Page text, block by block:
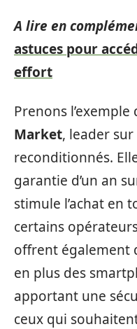
A lire en
astuces pour
effort
Prenons
Market, leader
reconditionnés.
garantie d’un an
stimule l’achat en
certains
offrent également
en plus des
apportant une
ceux qui